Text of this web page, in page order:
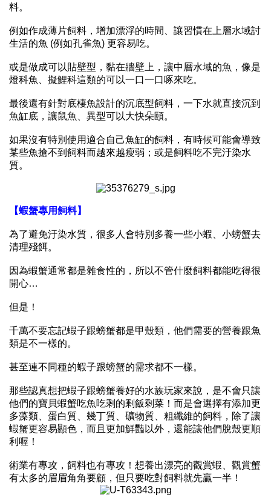
料。
例如作成薄片飼料，增加漂浮的時間、讓習慣在上層水域討
生活的魚 (例如孔雀魚) 更容易吃。
或是做成可以貼壁型，黏在牆壁上，讓中層水域的魚，像是
燈科魚、擬鯉科這類的可以一口一口啄來吃。
最後還有針對底棲魚設計的沉底型飼料，一下水就直接沉到
魚缸底，讓鼠魚、異型可以大快朵頤。
如果沒有特別使用適合自己魚缸的飼料，有時候可能會導致
某些魚搶不到飼料而越來越瘦弱；或是飼料吃不完汙染水
質。
【蝦蟹專用飼料】
為了避免汙染水質，很多人會特別多養一些小蝦、小螃蟹去
清理殘餌。
因為蝦蟹通常都是雜食性的，所以不管什麼飼料都能吃得很
開心…
但是！
千萬不要忘記蝦子跟螃蟹都是甲殼類，他們需要的營養跟魚
類是不一樣的。
甚至連不同種的蝦子跟螃蟹的需求都不一樣。
那些認真想把蝦子跟螃蟹養好的水族玩家來說，是不會只讓
他們的寶貝蝦蟹吃魚吃剩的剩飯剩菜！而是會選擇有添加更
多藻類、蛋白質、幾丁質、礦物質、粗纖維的飼料，除了讓
蝦蟹更容易顯色，而且更加鮮豔以外，還能讓他們脫殼更順
利喔！
術業有專攻，飼料也有專攻！想養出漂亮的觀賞蝦、觀賞蟹
有太多的眉眉角角要顧，但只要吃對飼料就先贏一半！